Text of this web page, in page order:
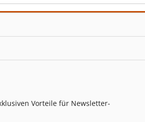
Vorteile für Newsletter-